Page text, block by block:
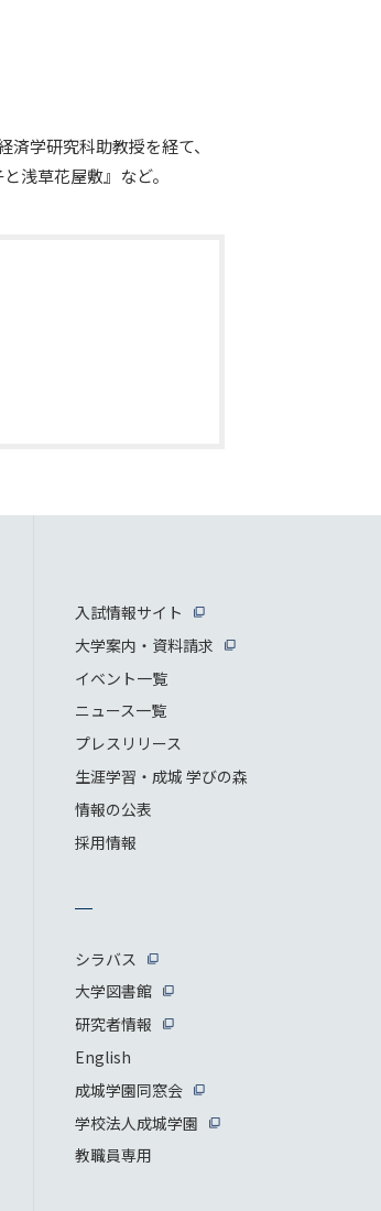
学研究科助教授を経て、
浅草花屋敷』など。
入試情報サイト
大学案内・資料請求
イベント一覧
ニュース一覧
プレスリリース
生涯学習・成城 学びの森
情報の公表
採用情報
シラバス
大学図書館
研究者情報
English
成城学園同窓会
学校法人成城学園
教職員専用